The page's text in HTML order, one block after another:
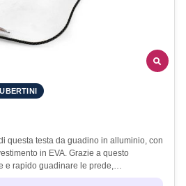
questa testa da guadino in alluminio, con
in EVA. Grazie a questo
e rapido guadinare le prede,…